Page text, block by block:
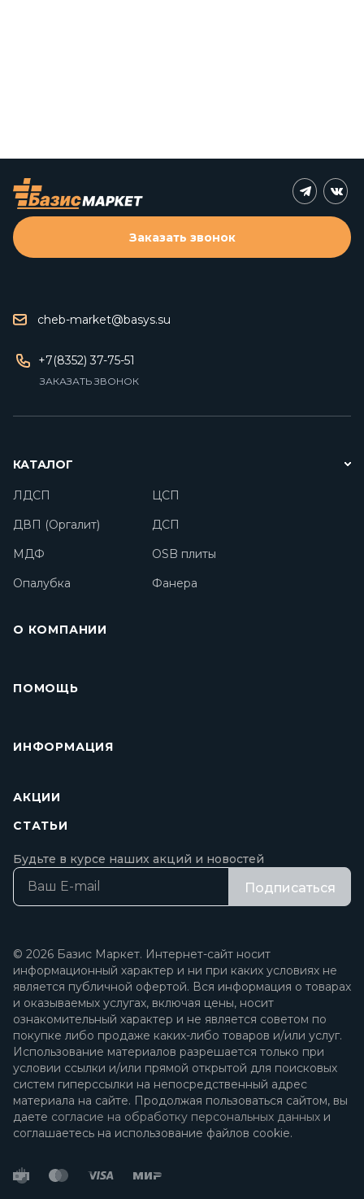
cheb-market@basys.su
+7(8352) 37-75-51
ЗАКАЗАТЬ ЗВОНОК
Заказать звонок
КАТАЛОГ
ЛДСП
ЦСП
ДВП (Оргалит)
ДСП
МДФ
OSB плиты
Опалубка
Фанера
О КОМПАНИИ
ПОМОЩЬ
ИНФОРМАЦИЯ
АКЦИИ
СТАТЬИ
Будьте в курсе наших акций и новостей
Подписаться
© 2026 Базис Маркет. Интернет-сайт носит
информационный характер и ни при каких условиях не
является публичной офертой. Вся информация о товарах
и оказываемых услугах, включая цены, носит
ознакомительный характер и не является советом по
покупке либо продаже каких-либо товаров и/или услуг.
Использование материалов разрешается только при
условии ссылки и/или прямой открытой для поисковых
систем гиперссылки на непосредственный адрес
материала на сайте. Продолжая пользоваться сайтом, вы
даете согласие на обработку персональных данных и
соглашаетесь на использование файлов cookie.